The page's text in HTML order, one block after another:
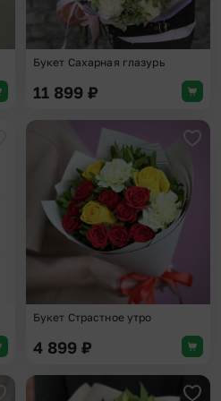
Букет Сахарная глазурь
11 899 ₽
Добавить в избранное
Букет Страстное утро
4 899 ₽